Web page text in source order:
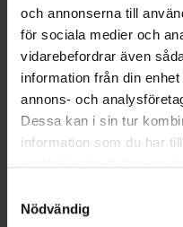
och annonserna till
för sociala medier och
vidarebefordrar även
information från din
annons- och
Dessa kan i sin tur
information som du har
samlat in när du har
Nödvändig
Muurikka
Muurikka
6829
Ab3,50 €